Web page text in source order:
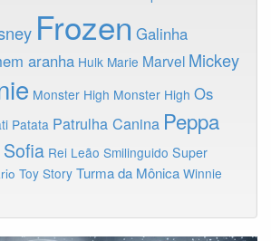
Frozen Galinha
aranha Hulk Marie Marvel Mickey
Monster High Monster High Os
Patata Patrulha Canina Peppa
Rei Leão Smilinguido Super
Toy Story Turma da Mônica Winnie